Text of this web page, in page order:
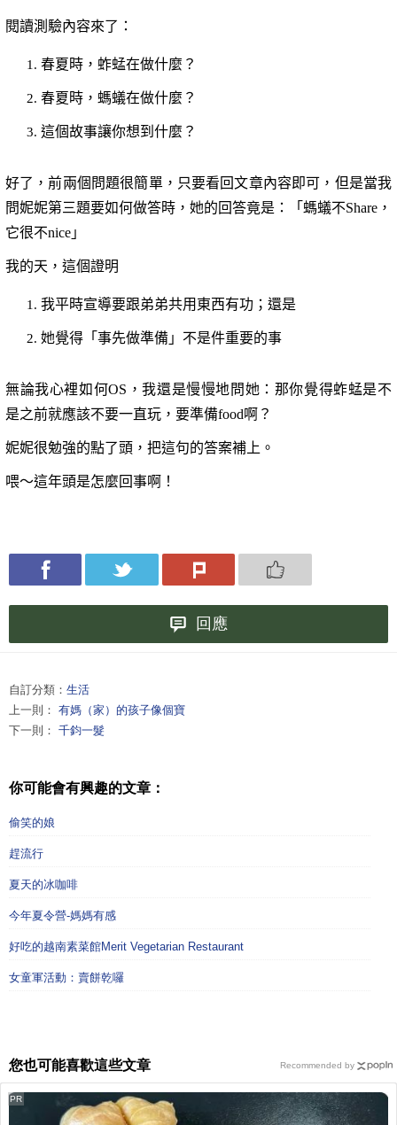
閱讀測驗內容來了：
春夏時，蚱蜢在做什麼？
春夏時，螞蟻在做什麼？
這個故事讓你想到什麼？
好了，前兩個問題很簡單，只要看回文章內容即可，但是當我
問妮妮第三題要如何做答時，她的回答竟是：「螞蟻不Share ，
它很不nice 」
我的天，這個證明
我平時宣導要跟弟弟共用東西有功；還是
她覺得「事先做準備」不是件重要的事
無論我心裡如何OS ，我還是慢慢地問她：那你覺得蚱蜢是不
是之前就應該不要一直玩，要準備food啊？
妮妮很勉強的點了頭，把這句的答案補上。
喂～這年頭是怎麼回事啊！
回應
自訂分類： 生活
上一則： 有媽（家）的孩子像個寶
下一則： 千鈞一髮
你可能會有興趣的文章：
偷笑的娘
趕流行
夏天的冰咖啡
今年夏令營-媽媽有感
好吃的越南素菜館Merit Vegetarian Restaurant
女童軍活動：賣餅乾囉
您也可能喜歡這些文章
PR
Recommended by